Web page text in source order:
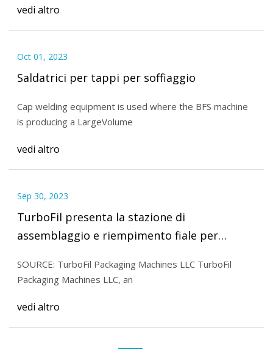
vedi altro
Oct 01, 2023
Saldatrici per tappi per soffiaggio
Cap welding equipment is used where the BFS machine
is producing a LargeVolume
vedi altro
Sep 30, 2023
TurboFil presenta la stazione di
assemblaggio e riempimento fiale per
SOURCE: TurboFil Packaging Machines LLC TurboFil
Packaging Machines LLC, an
vedi altro